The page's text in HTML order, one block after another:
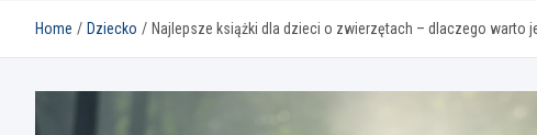
Home Dziecko Najlepsze książki dla dzieci o zwierzętach – dlaczego warto